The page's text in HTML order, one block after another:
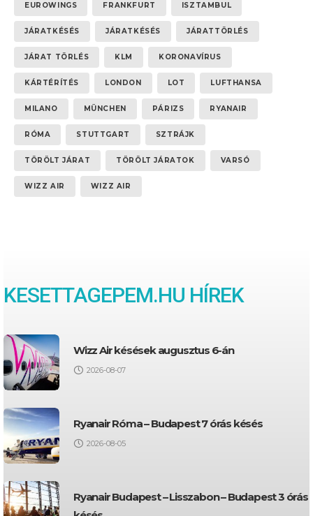
EUROWINGS FRANKFURT ISZTAMBUL
JÁRATKÉSÉS JÁRATKÉSÉS JÁRATTÖRLÉS
JÁRAT TÖRLÉS KLM KORONAVÍRUS
KÁRTÉRÍTÉS LONDON LOT LUFTHANSA
MILANO MÜNCHEN PÁRIZS RYANAIR
RÓMA STUTTGART SZTRÁJK
TÖRÖLT JÁRAT TÖRÖLT JÁRATOK VARSÓ
WIZZ AIR WIZZ AIR
KESETTAGEPEM.HU HÍREK
Wizz Air késések augusztus 6-án
2026-08-07
Ryanair Róma – Budapest 7 órás késés
2026-08-05
Ryanair Budapest – Lisszabon – Budapest 3 órás